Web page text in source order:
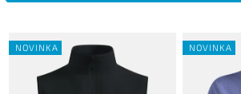
Abecedne
NOVINKA NOVINKA